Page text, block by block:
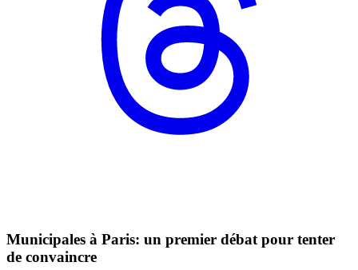
Municipales à Paris: un premier débat pour tenter
de convaincre